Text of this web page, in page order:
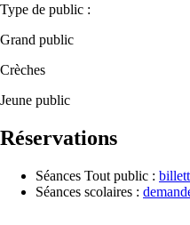
Type de public :
Grand public
Crèches
Jeune public
Réservations
Séances Tout public :
Séances scolaires :